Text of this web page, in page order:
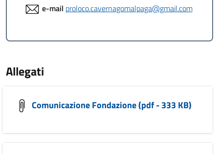
e-mail proloco.cavernagomalpaga@gmail.com
Allegati
Comunicazione Fondazione (pdf - 333 KB)